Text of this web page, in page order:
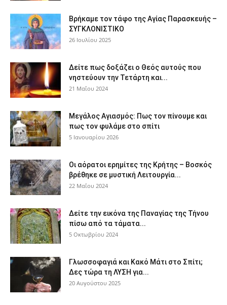
Βρήκαμε τον τάφο της Αγίας Παρασκευής –
ΣΥΓΚΛΟΝΙΣΤΙΚΟ
26 Ιουλίου 2025
Δείτε πως δοξάζει ο Θεός αυτούς που
νηστεύουν την Τετάρτη και...
21 Μαΐου 2024
Μεγάλος Αγιασμός: Πως τον πίνουμε και
πως τον φυλάμε στο σπίτι
5 Ιανουαρίου 2026
Οι αόρατοι ερημίτες της Κρήτης – Βοσκός
βρέθηκε σε μυστική Λειτουργία...
22 Μαΐου 2024
Δείτε την εικόνα της Παναγίας της Τήνου
πίσω από τα τάματα...
5 Οκτωβρίου 2024
Γλωσσοφαγιά και Κακό Μάτι στο Σπίτι;
Δες τώρα τη ΛΥΣΗ για...
20 Αυγούστου 2025